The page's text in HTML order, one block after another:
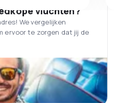
vluchten?
We vergelijken
ervoor te zorgen dat jij de